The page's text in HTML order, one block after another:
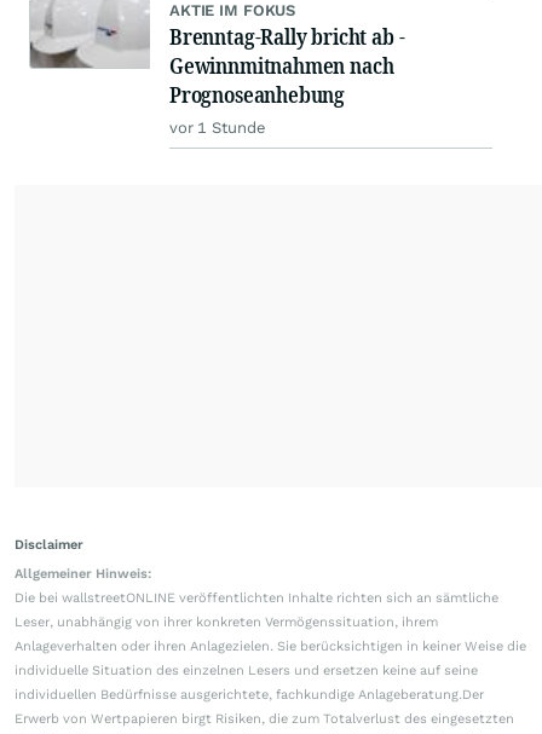
AKTIE IM FOKUS
Brenntag-Rally bricht ab -
Gewinnmitnahmen nach
Prognoseanhebung
vor 1 Stunde
Disclaimer
Allgemeiner Hinweis:
Die bei wallstreetONLINE veröffentlichten Inhalte richten sich an sämtliche
Leser, unabhängig von ihrer konkreten Vermögenssituation, ihrem
Anlageverhalten oder ihren Anlagezielen. Sie berücksichtigen in keiner Weise die
individuelle Situation des einzelnen Lesers und ersetzen keine auf seine
individuellen Bedürfnisse ausgerichtete, fachkundige Anlageberatung.Der
Erwerb von Wertpapieren birgt Risiken, die zum Totalverlust des eingesetzten